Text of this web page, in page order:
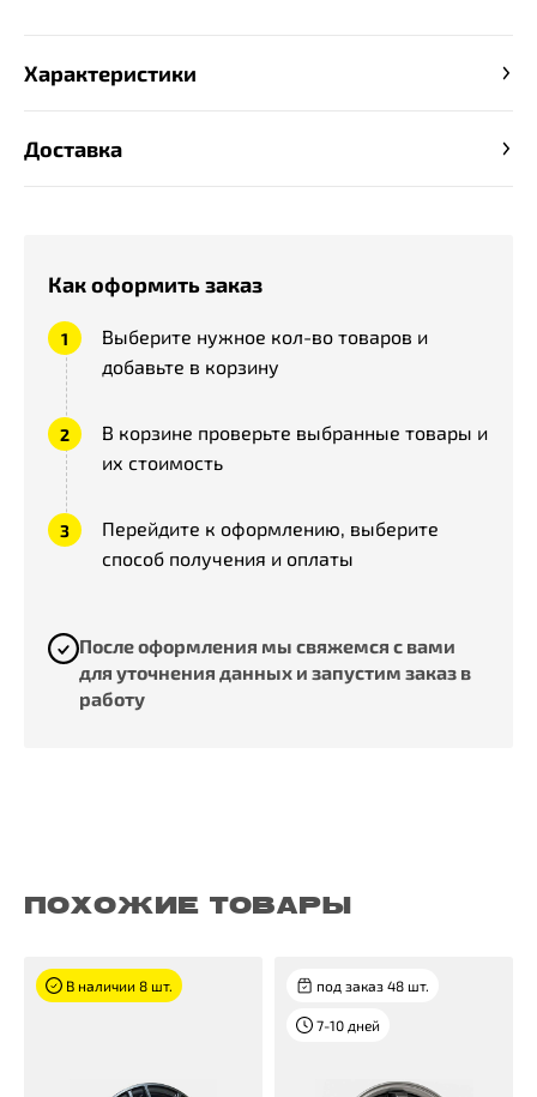
Как оформить заказ
Выберите нужное кол-во товаров и
добавьте в корзину
В корзине проверьте выбранные товары и
их стоимость
Перейдите к оформлению, выберите
способ получения и оплаты
После оформления мы свяжемся с вами
для уточнения данных и запустим заказ в
работу
Характеристики
Доставка
ПОХОЖИЕ ТОВАРЫ
В наличии 8 шт. под заказ 48 шт.
7-10 дней